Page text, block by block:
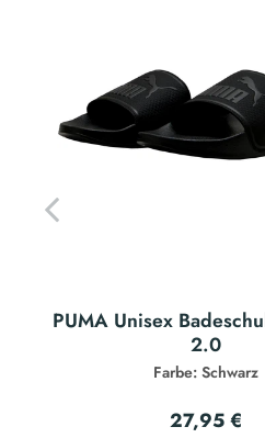
PUMA Unisex
2.0
Farbe: Schwarz
27,95 €